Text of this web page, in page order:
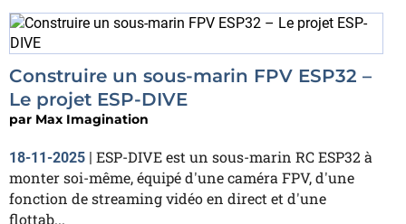
Construire un sous-marin FPV ESP32 –
Le projet ESP-DIVE
par Max Imagination
18-11-2025 | ESP-DIVE est un sous-marin RC ESP32 à
monter soi-même, équipé d'une caméra FPV, d'une
fonction de streaming vidéo en direct et d'une
flottab...